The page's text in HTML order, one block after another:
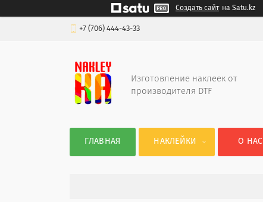
Создать сайт на Satu.kz
+7 (706) 444-43-33
Изготовление наклеек от
производителя DTF
ГЛАВНАЯ НАКЛЕЙКИ О НАС